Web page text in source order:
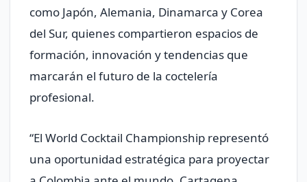
como Japón, Alemania, Dinamarca y Corea
del Sur, quienes compartieron espacios de
formación, innovación y tendencias que
marcarán el futuro de la coctelería
profesional.
“El World Cocktail Championship representó
una oportunidad estratégica para proyectar